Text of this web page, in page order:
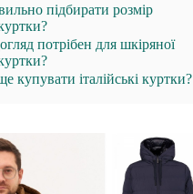
підбирати розмір
потрібен для шкіряної
купувати італійські куртки?